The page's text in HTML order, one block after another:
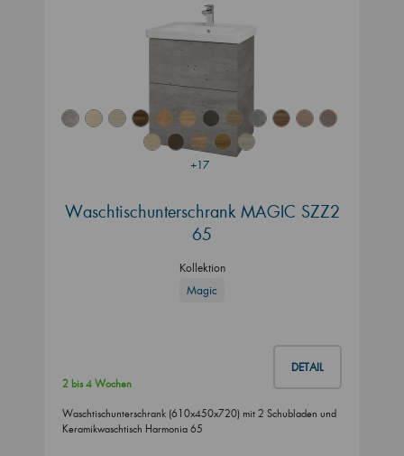
+17
Waschtischunterschrank MAGIC SZZ2
65
Kollektion
Magic
DETAIL
2 bis 4 Wochen
Waschtischunterschrank (610x450x720) mit 2 Schubladen und
Keramikwaschtisch Harmonia 65